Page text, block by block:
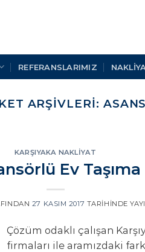
REFERANSLARIMIZ
ARŞIVLERI:
KARŞIYAKA NAKLIYAT
Ev
27 KASIM 2017 TARIHINDE
Çözüm odaklı çalışan
firmaları ile aramızdaki